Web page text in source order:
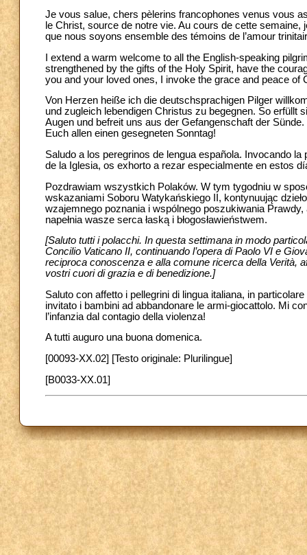
Je vous salue, chers pèlerins francophones venus vous
le Christ, source de notre vie. Au cours de cette
que nous soyons ensemble des témoins de l’amour
I extend a warm welcome to all the English-speaking
strengthened by the gifts of the Holy Spirit, have the
you and your loved ones, I invoke the grace and peace of
Von Herzen heiße ich die deutschsprachigen Pilger
und zugleich lebendigen Christus zu begegnen. So erfüllt
Augen und befreit uns aus der Gefangenschaft der
Euch allen einen gesegneten Sonntag!
Saludo a los peregrinos de lengua española. Invocando
de la Iglesia, os exhorto a rezar especialmente en estos
Pozdrawiam wszystkich Polaków. W tym tygodniu w
wskazaniami Soboru Watykańskiego II, kontynuując
wzajemnego poznania i wspólnego poszukiwania
napełnia wasze serca łaską i błogosławieństwem.
[Saluto tutti i polacchi. In questa settimana in modo
Concilio Vaticano II, continuando l’opera di Paolo VI e
reciproca conoscenza e alla comune ricerca della Verità,
vostri cuori di grazia e di benedizione.]
Saluto con affetto i pellegrini di lingua italiana, in
invitato i bambini ad abbandonare le armi-giocattolo. Mi
l’infanzia dal contagio della violenza!
A tutti auguro una buona domenica.
[00093-XX.02] [Testo originale: Plurilingue]
[B0033-XX.01]